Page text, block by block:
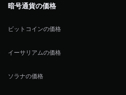
暗号通貨の価格
ビットコインの価格
イーサリアムの価格
ソラナの価格